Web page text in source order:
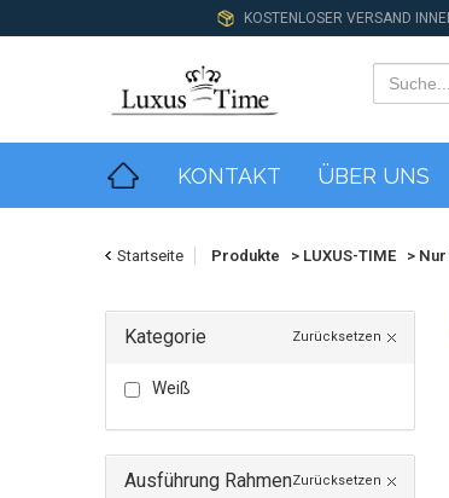
KOSTENLOSER VERSAND
KONTAKT ÜBER UNS
Startseite Produkte > LUXUS-TIME >
Kategorie Zurücksetzen
Weiß
Ausführung RahmenZurücksetzen